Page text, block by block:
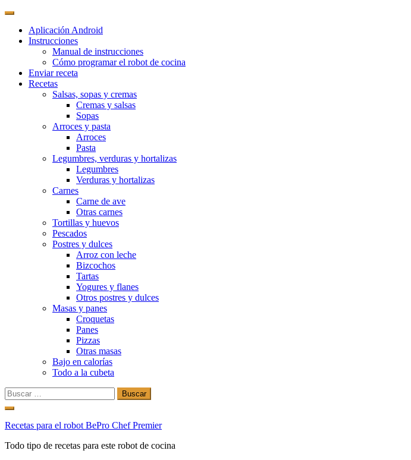
Aplicación Android
Instrucciones
Manual de instrucciones
Cómo programar el robot de cocina
Enviar receta
Recetas
Salsas, sopas y cremas
Cremas y salsas
Sopas
Arroces y pasta
Arroces
Pasta
Legumbres, verduras y hortalizas
Legumbres
Verduras y hortalizas
Carnes
Carne de ave
Otras carnes
Tortillas y huevos
Pescados
Postres y dulces
Arroz con leche
Bizcochos
Tartas
Yogures y flanes
Otros postres y dulces
Masas y panes
Croquetas
Panes
Pizzas
Otras masas
Bajo en calorías
Todo a la cubeta
Buscar:
Ir
contenido
Recetas para el robot BePro Chef Premier
Todo tipo de recetas para este robot de cocina